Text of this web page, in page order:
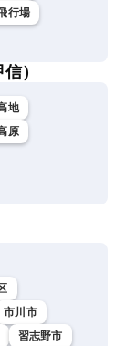
行場
）
地
原
市川市
習志野市